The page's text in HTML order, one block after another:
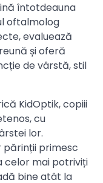
întotdeauna
oftalmolog
evaluează
și oferă
de vârstă, stil
KidOptik, copiii
cu
lor.
părinții primesc
celor mai potriviți
bine atât la